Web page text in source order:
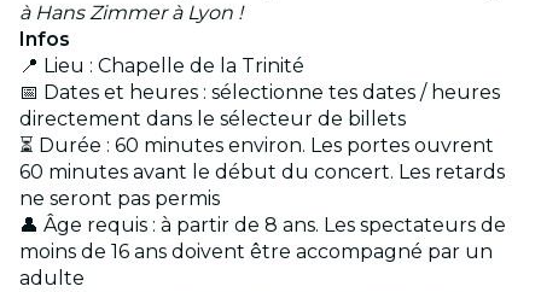
à Hans Zimmer à Lyon !
Infos
📍 Lieu : Chapelle de la Trinité
📅 Dates et heures : sélectionne tes dates / heures
directement dans le sélecteur de billets
⏳ Durée : 60 minutes environ. Les portes ouvrent
60 minutes avant le début du concert. Les retards
ne seront pas permis
👤 Âge requis : à partir de 8 ans. Les spectateurs de
moins de 16 ans doivent être accompagné par un
adulte